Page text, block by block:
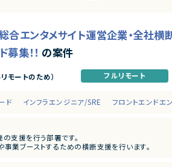
総合エンタメサイト運営企業・全社
集！！ の案件
モートのため） フルリモート
ド インフラエンジニア/SRE フロントエンドエ
支援を行う部署です。
業ブーストするための横断支援を行います。